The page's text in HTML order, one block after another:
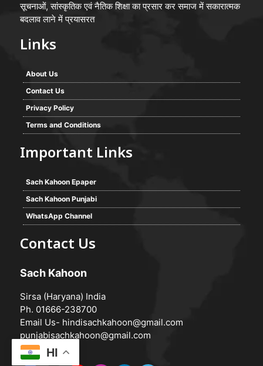
सूचनाओं, सांस्कृतिक एवं नैतिक शिक्षा का प्रसार कर समाज में सकारात्मक
बदलाव लाने में प्रयासरत
Links
About Us
Contact Us
Privacy Policy
Terms and Conditions
Important Links
Sach Kahoon Epaper
Sach Kahoon Punjabi
WhatsApp Channel
Contact Us
Sach Kahoon
Sirsa (Haryana) India
Ph. 01666-238700
Email Us- hindisachkahoon@gmail.com
punjabisachkahoon@gmail.com
HI